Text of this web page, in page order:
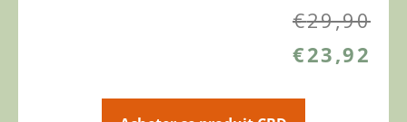
€29,90
€23,92